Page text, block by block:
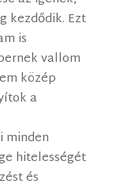
kezdődik. Ezt
is
vallom
közép
a
minden
hitelességét
és